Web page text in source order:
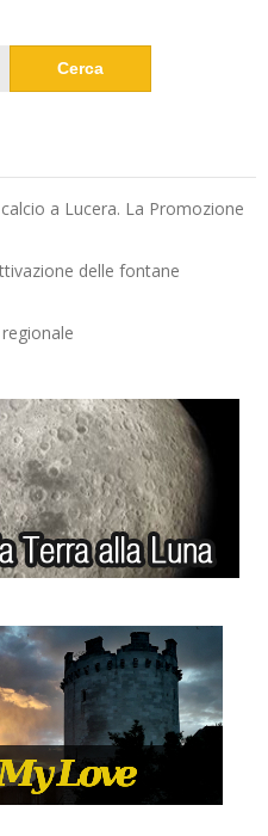
a Lucera. La Promozione
delle fontane